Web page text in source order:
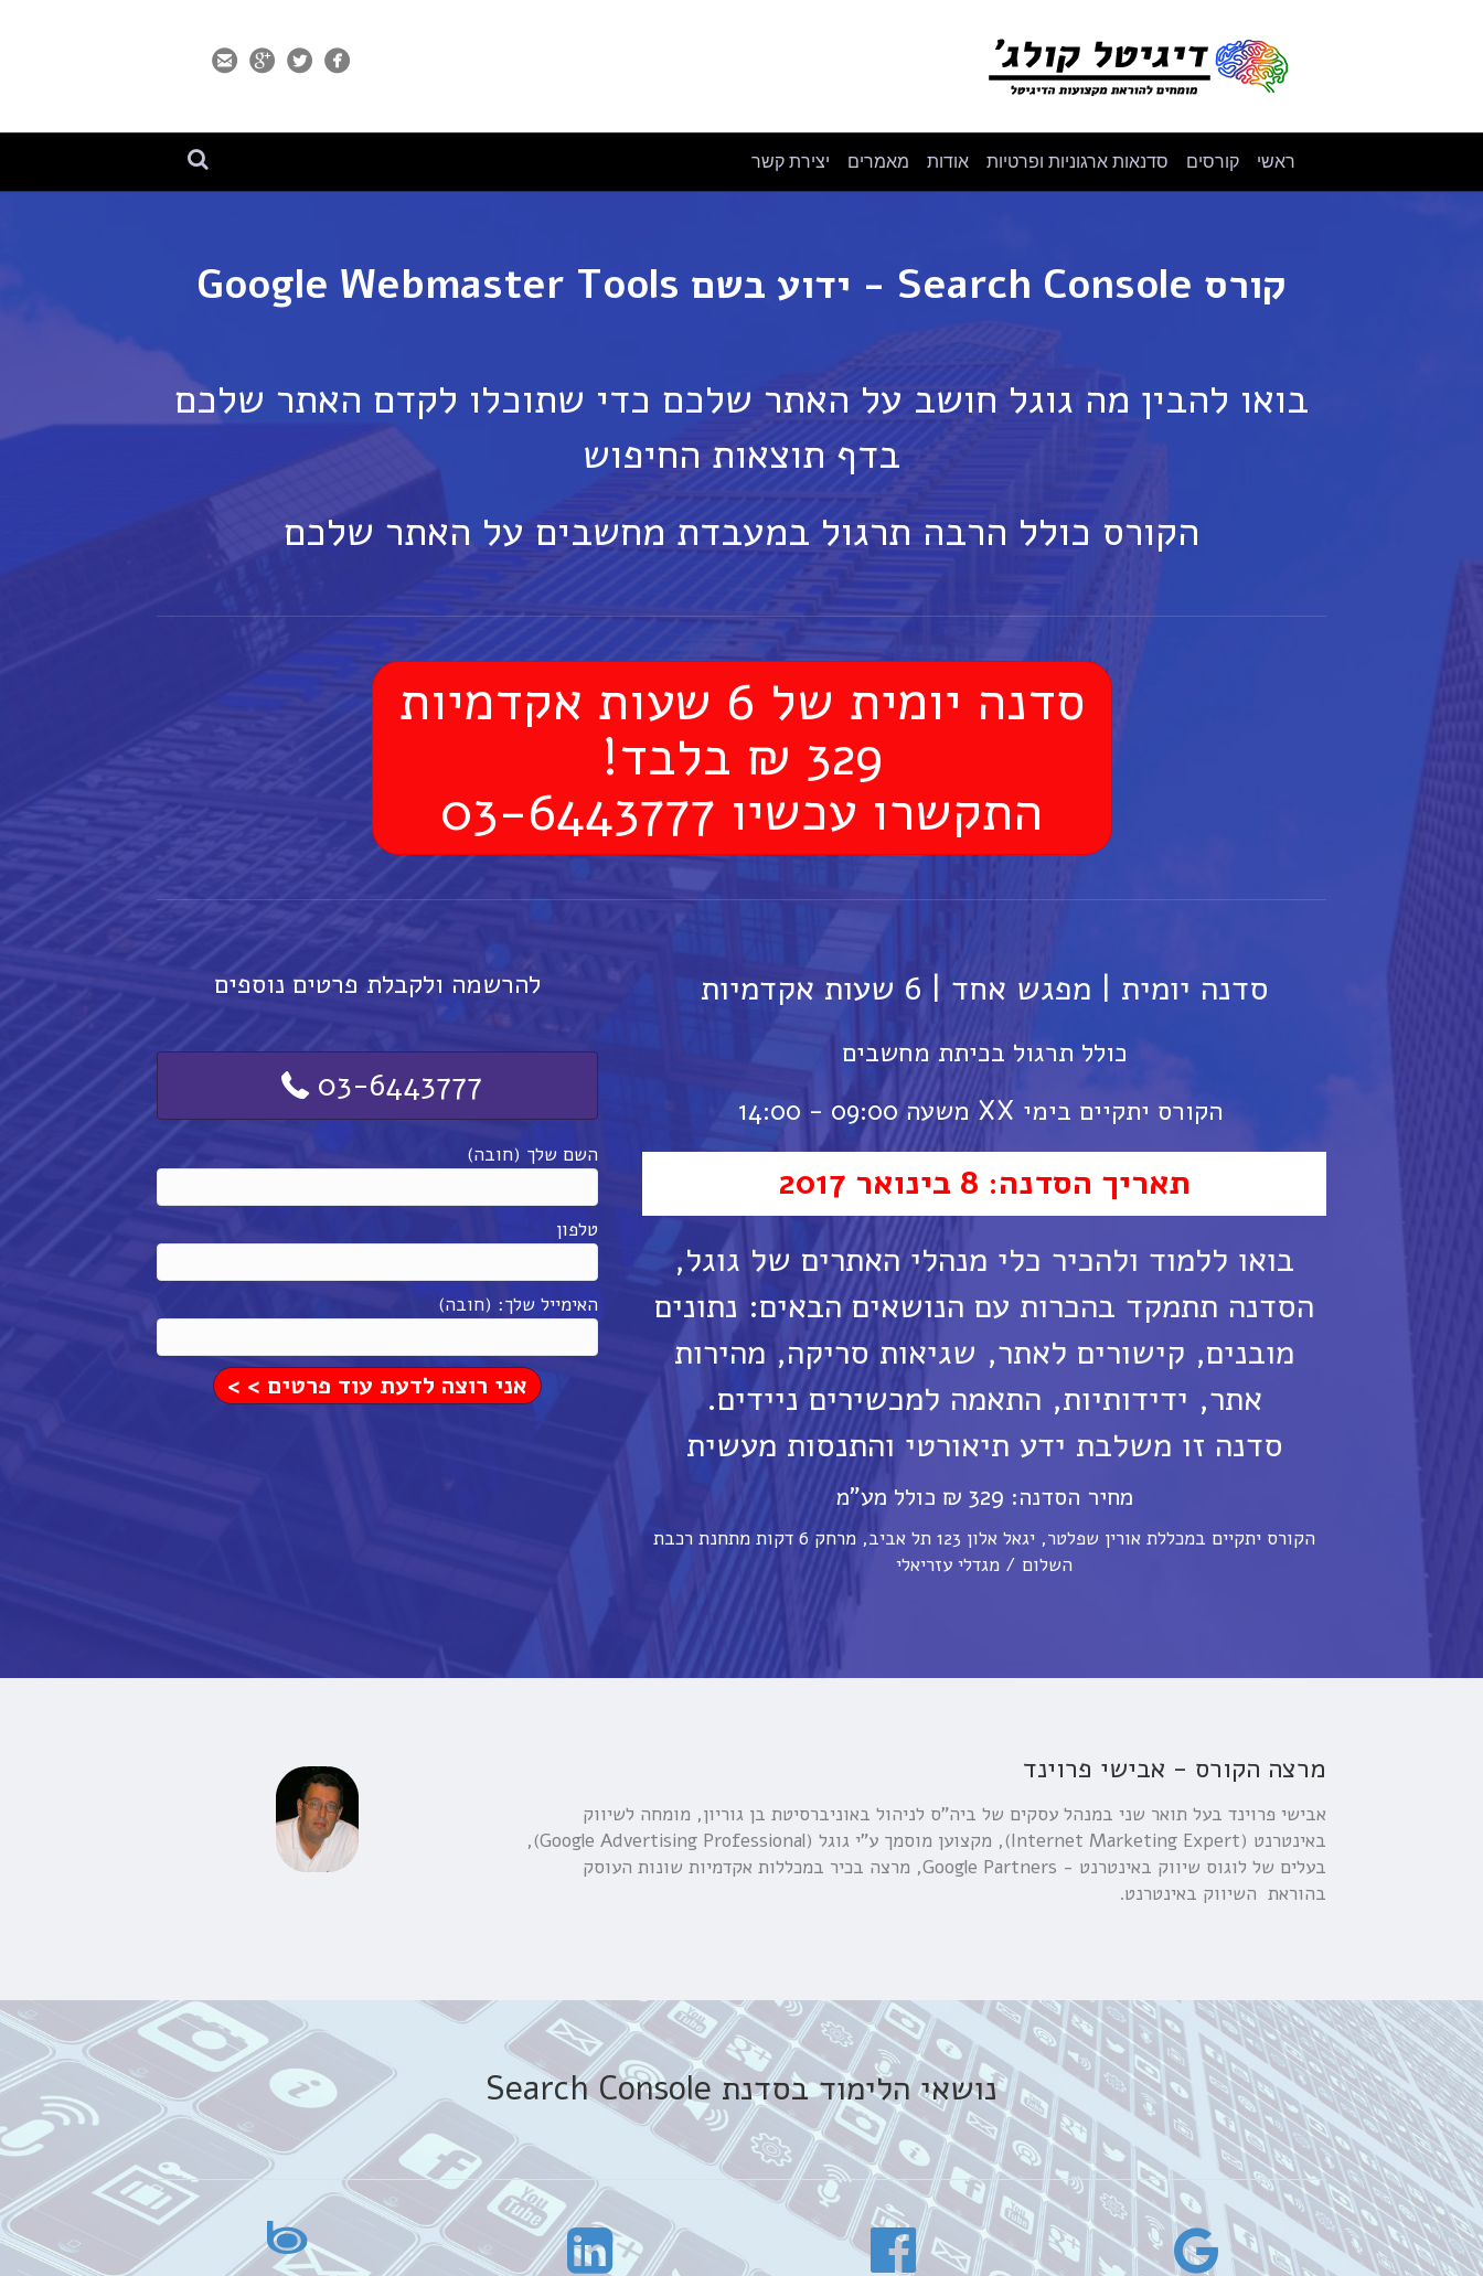
ראשי קורסים סדנאות ארגוניות ופרטיות אודות מאמרים יצירת קשר
קורס Search Console - ידוע בשם Google Webmaster Tools
בואו להבין מה גוגל חושב על האתר שלכם כדי שתוכלו לקדם האתר שלכם
בדף תוצאות החיפוש
הקורס כולל הרבה תרגול במעבדת מחשבים על האתר שלכם
סדנה יומית של 6 שעות אקדמיות
329 ₪ בלבד!
התקשרו עכשיו 03-6443777
סדנה יומית | מפגש אחד | 6 שעות אקדמיות
כולל תרגול בכיתת מחשבים
הקורס יתקיים בימי XX משעה 09:00 - 14:00
תאריך הסדנה: 8 בינואר 2017
בואו ללמוד ולהכיר כלי מנהלי האתרים של גוגל,
הסדנה תתמקד בהכרות עם הנושאים הבאים: נתונים
מובנים, קישורים לאתר, שגיאות סריקה, מהירות
אתר, ידידותיות, התאמה למכשירים ניידים.
סדנה זו משלבת ידע תיאורטי והתנסות מעשית
מחיר הסדנה: 329 ₪ כולל מע"מ
הקורס יתקיים במכללת אורין שפלטר, יגאל אלון 123 תל אביב, מרחק 6 דקות מתחנת רכבת
השלום / מגדלי עזריאלי
להרשמה ולקבלת פרטים נוספים
03-6443777
השם שלך (חובה)
טלפון
האימייל שלך: (חובה)
מרצה הקורס - אבישי פרוינד
אבישי פרוינד בעל תואר שני במנהל עסקים של ביה"ס לניהול באוניברסיטת בן גוריון, מומחה לשיווק
באינטרנט (Internet Marketing Expert), מקצוען מוסמך ע"י גוגל (Google Advertising Professional),
בעלים של לוגוס שיווק באינטרנט - Google Partners, מרצה בכיר במכללות אקדמיות שונות העוסק
בהוראת השיווק באינטרנט.
נושאי הלימוד בסדנת Search Console